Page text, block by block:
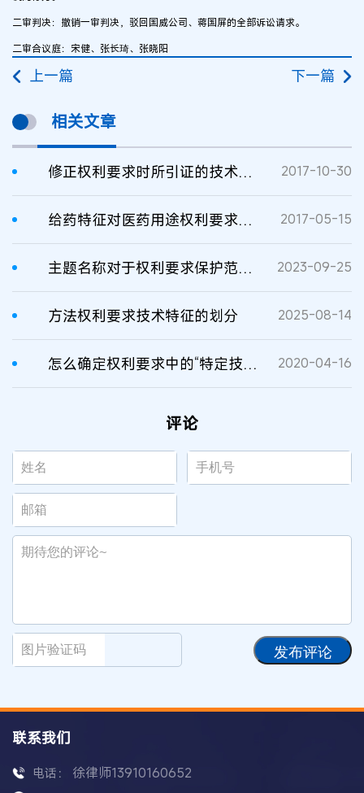
二审判决：撤销一审判决，驳回国威公司、蒋国屏的全部诉讼请求。
二审合议庭：宋健、张长琦、张晓阳
上一篇 下一篇
相关文章
修正权利要求时所引证的技术特征 对权利要求具有限定作用 2017-10-30
给药特征对医药用途权利要求不具有限定作用 2017-05-15
主题名称对于权利要求保护范围的限定作用 2023-09-25
方法权利要求技术特征的划分 2025-08-14
怎么确定权利要求中的“特定技术特征”？ 2020-04-16
评论
发布评论
联系我们
电话： 徐律师13910160652